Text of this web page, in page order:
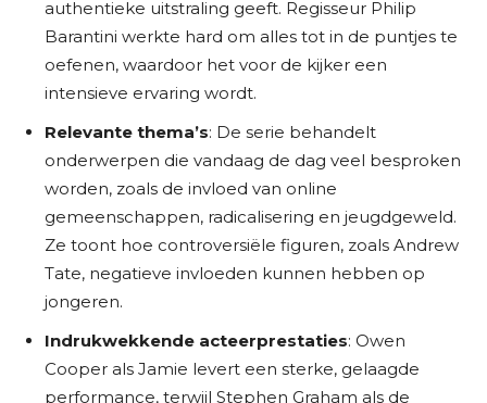
authentieke uitstraling geeft. Regisseur Philip
Barantini werkte hard om alles tot in de puntjes te
oefenen, waardoor het voor de kijker een
intensieve ervaring wordt.
Relevante thema’s: De serie behandelt
onderwerpen die vandaag de dag veel besproken
worden, zoals de invloed van online
gemeenschappen, radicalisering en jeugdgeweld.
Ze toont hoe controversiële figuren, zoals Andrew
Tate, negatieve invloeden kunnen hebben op
jongeren.
Indrukwekkende acteerprestaties: Owen
Cooper als Jamie levert een sterke, gelaagde
performance, terwijl Stephen Graham als de